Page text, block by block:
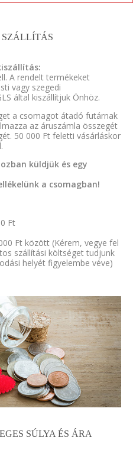
SZÁLLÍTÁS
A rendelt termékeket
vagy szegedi
által kiszállítjuk Önhöz.
a csomagot átadó futárnak
az áruszámla összegét
50 000 Ft feletti vásárláskor
küldjük és egy
a csomagban!
Ft
Ft között (Kérem, vegye fel
szállítási költséget tudjunk
helyét figyelembe véve)
SÚLYA ÉS ÁRA